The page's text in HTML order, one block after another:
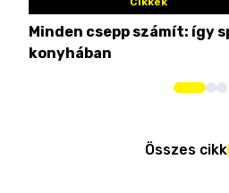
Minden csepp számít: így
konyhában
Összes cikk